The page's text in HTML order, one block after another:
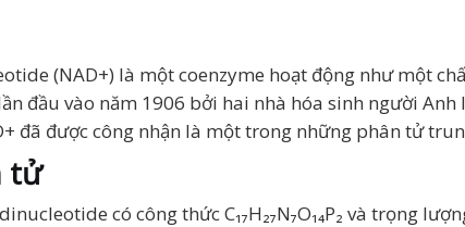
(NAD+) là một coenzyme hoạt động như một
đầu vào năm 1906 bởi hai nhà hóa sinh người
đã được công nhận là một trong những phân tử
tử
có công thức C₁₇H₂₇N₇O₁₄P₂ và trọng